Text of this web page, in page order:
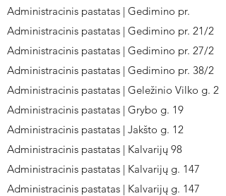
Administracinis pastatas | Gedimino pr.
Administracinis pastatas | Gedimino pr. 21/2
Administracinis pastatas | Gedimino pr. 27/2
Administracinis pastatas | Gedimino pr. 38/2
Administracinis pastatas | Geležinio Vilko g. 2
Administracinis pastatas | Grybo g. 19
Administracinis pastatas | Jakšto g. 12
Administracinis pastatas | Kalvarijų 98
Administracinis pastatas | Kalvarijų g. 147
Administracinis pastatas | Kalvarijų g. 147